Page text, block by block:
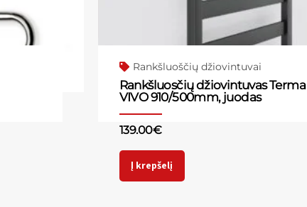
Rankšluoščių džiovintuvai
Rankšluosčių džiovintuvas Terma
VIVO 910/500mm, juodas
139.00€
Į krepšelį